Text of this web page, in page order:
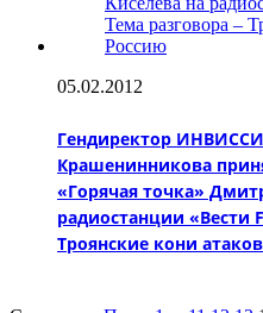
05.02.2012
Гендиректор
Крашенинникова
«Горячая точка»
радиостанции «Вести
Троянские кони